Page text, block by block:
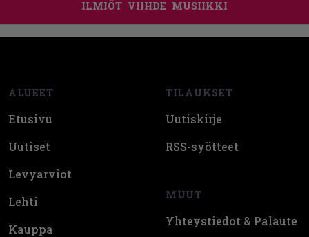
ILMIÖT VIIHDE MUSIIKKI
ALUEET
Etusivu
Uutiset
Levyarviot
Lehti
Kauppa
TILAUKSET
Uutiskirje
RSS-syötteet
MUUT
Yhteystiedot & Palaute